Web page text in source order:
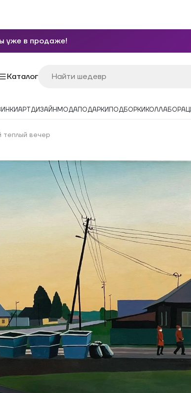
уже в продаже!
Каталог
АРТДИЗАЙН МОДАПОДАРКИ ПОДБОРКИ
теплый вечер